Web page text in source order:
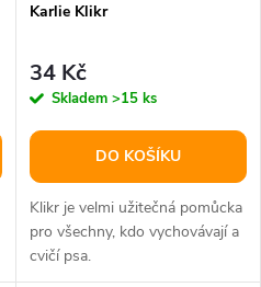
Karlie Klikr
34 Kč
Skladem >15 ks
DO KOŠÍKU
Klikr je velmi užitečná pomůcka
pro všechny, kdo vychovávají a
cvičí psa.